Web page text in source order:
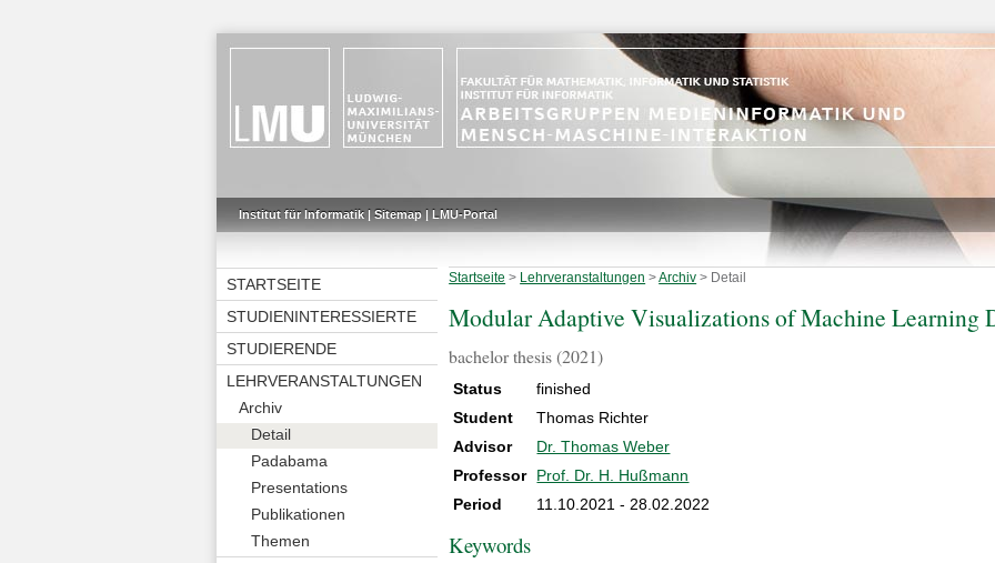
Institut für Informatik| Sitemap| LMU-Portal
STARTSEITE
STUDIENINTERESSIERTE
STUDIERENDE
LEHRVERANSTALTUNGEN
Archiv
Detail
Padabama
Presentations
Publikationen
Themen
Startseite > Lehrveranstaltungen >Archiv > Detail
Modular Adaptive Visualizations of Machine Learning
bachelor thesis (2021)
Status
finished
Student
Thomas Richter
Advisor
Dr. Thomas Weber
Professor Prof. Dr. H. Hußmann
Period
11.10.2021 - 28.02.2022
Keywords